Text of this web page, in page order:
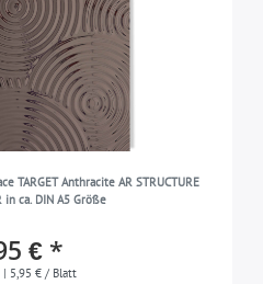
TARGET Anthracite AR STRUCTURE
in ca. DIN A5 Größe
€ *
| 5,95 € / Blatt